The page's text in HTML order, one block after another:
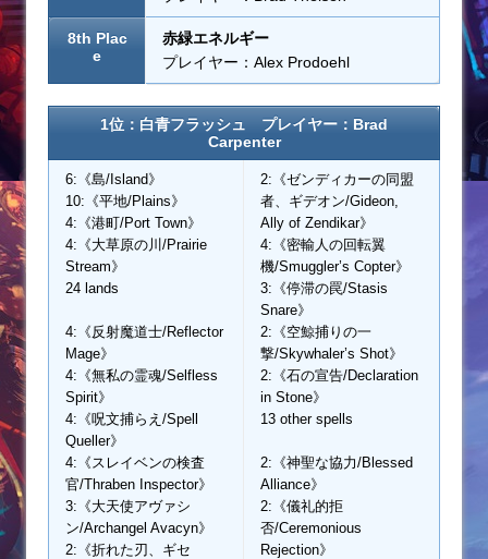
8th Plac
e
赤緑エネルギー
プレイヤー：Alex Prodoehl
1位：白青フラッシュ プレイヤー：Brad
Carpenter
6:《島/Island》
10:《平地/Plains》
4:《港町/Port Town》
4:《大草原の川/Prairie
Stream》
24 lands
4:《反射魔道士/Reflector
Mage》
4:《無私の霊魂/Selfless
Spirit》
4:《呪文捕らえ/Spell
Queller》
4:《スレイベンの検査
官/Thraben Inspector》
3:《大天使アヴァシ
ン/Archangel Avacyn》
2:《折れた刃、ギセ
2:《ゼンディカーの同盟
者、ギデオン/Gideon,
Ally of Zendikar》
4:《密輸人の回転翼
機/Smuggler’s Copter》
3:《停滞の罠/Stasis
Snare》
2:《空鯨捕りの一
撃/Skywhaler’s Shot》
2:《石の宣告/Declaration
in Stone》
13 other spells
2:《神聖な協力/Blessed
Alliance》
2:《儀礼的拒
否/Ceremonious
Rejection》